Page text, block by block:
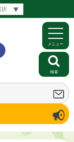
メニュー
検索